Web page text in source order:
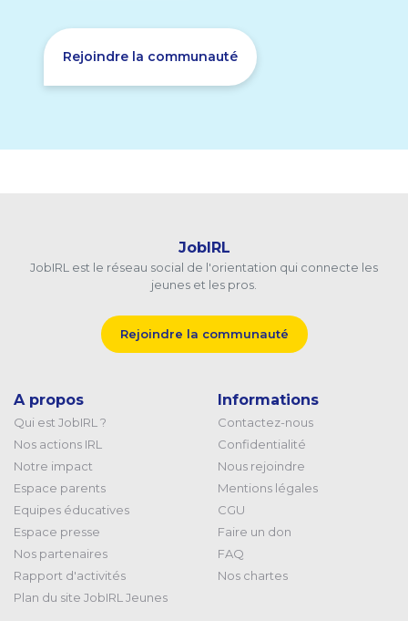
Rejoindre la communauté
JobIRL
JobIRL est le réseau social de l'orientation qui connecte les
jeunes et les pros.
Rejoindre la communauté
A propos
Qui est JobIRL ?
Nos actions IRL
Notre impact
Espace parents
Equipes éducatives
Espace presse
Nos partenaires
Rapport d'activités
Plan du site JobIRL Jeunes
Informations
Contactez-nous
Confidentialité
Nous rejoindre
Mentions légales
CGU
Faire un don
FAQ
Nos chartes